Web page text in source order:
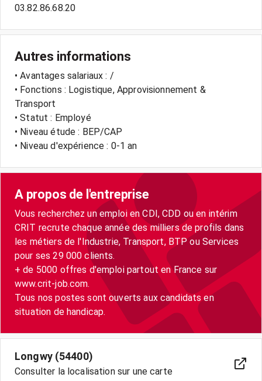
03.82.86.68.20
Autres informations
• Avantages salariaux : /
• Fonctions : Logistique, Approvisionnement &
Transport
• Statut : Employé
• Niveau étude : BEP/CAP
• Niveau d'expérience : 0-1 an
A propos de l'entreprise
Vous recherchez un emploi en CDI, CDD ou en intérim
CRIT recrute chaque année des milliers de profils dans
les métiers de l'Industrie, Transport, BTP ou Services
pour ses 29 000 clients.
+ de 5000 offres d'emploi partout en France sur
www.crit-job.com.
Tous nos postes sont ouverts aux candidats en
situation de handicap.
Longwy (54400)
Consulter la localisation sur une carte